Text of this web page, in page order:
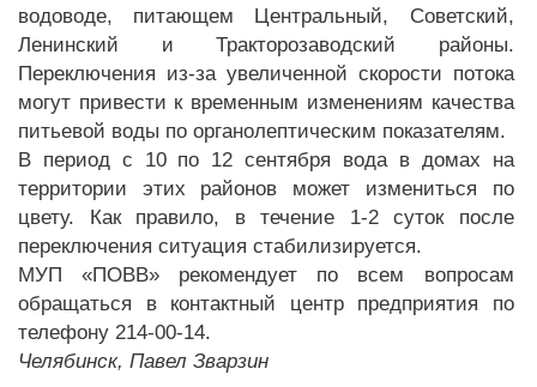
водоводе, питающем Центральный, Советский,
Ленинский и Тракторозаводский районы.
Переключения из-за увеличенной скорости потока
могут привести к временным изменениям качества
питьевой воды по органолептическим показателям.
В период с 10 по 12 сентября вода в домах на
территории этих районов может измениться по
цвету. Как правило, в течение 1-2 суток после
переключения ситуация стабилизируется.
МУП «ПОВВ» рекомендует по всем вопросам
обращаться в контактный центр предприятия по
телефону 214-00-14.
Челябинск, Павел Зварзин